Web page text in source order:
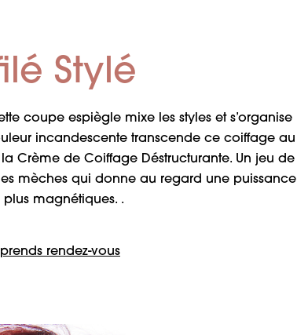
Stylé
coupe espiègle mixe les styles et s’organise
incandescente transcende ce coiffage au
Crème de Coiffage Déstructurante. Un jeu de
mèches qui donne au regard une puissance
plus magnétiques. .
rendez-vous